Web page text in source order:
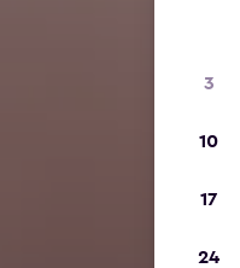
3
10
17
24